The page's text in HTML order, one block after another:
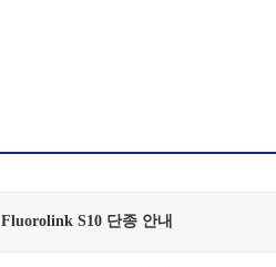
Fluorolink S10 단종 안내